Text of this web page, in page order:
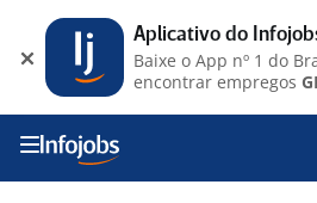
Aplicativo do
Baixe o App nº 1 do
encontrar empregos